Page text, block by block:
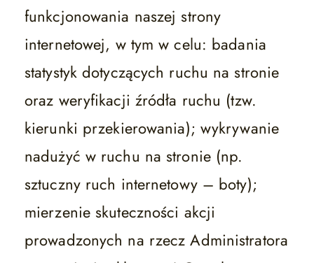
funkcjonowania naszej strony
internetowej, w tym w celu: badania
statystyk dotyczących ruchu na stronie
oraz weryfikacji źródła ruchu (tzw.
kierunki przekierowania); wykrywanie
nadużyć w ruchu na stronie (np.
sztuczny ruch internetowy – boty);
mierzenie skuteczności akcji
prowadzonych na rzecz Administratora